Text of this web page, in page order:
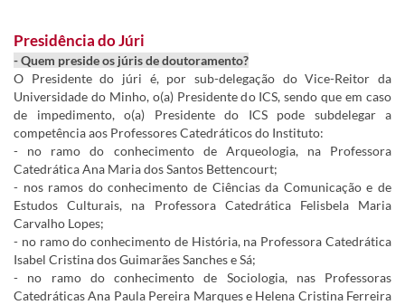
Presidência do Júri
- Quem preside os júris de doutoramento?
O Presidente do júri é, por sub-delegação do Vice-Reitor da
Universidade do Minho, o(a) Presidente do ICS, sendo que em caso
de impedimento, o(a) Presidente do ICS pode subdelegar a
competência aos Professores Catedráticos do Instituto:
- no ramo do conhecimento de Arqueologia, na Professora
Catedrática Ana Maria dos Santos Bettencourt;
- nos ramos do conhecimento de Ciências da Comunicação e de
Estudos Culturais, na Professora Catedrática Felisbela Maria
Carvalho Lopes;
- no ramo do conhecimento de História, na Professora Catedrática
Isabel Cristina dos Guimarães Sanches e Sá;
- no ramo do conhecimento de Sociologia, nas Professoras
Catedráticas Ana Paula Pereira Marques e Helena Cristina Ferreira